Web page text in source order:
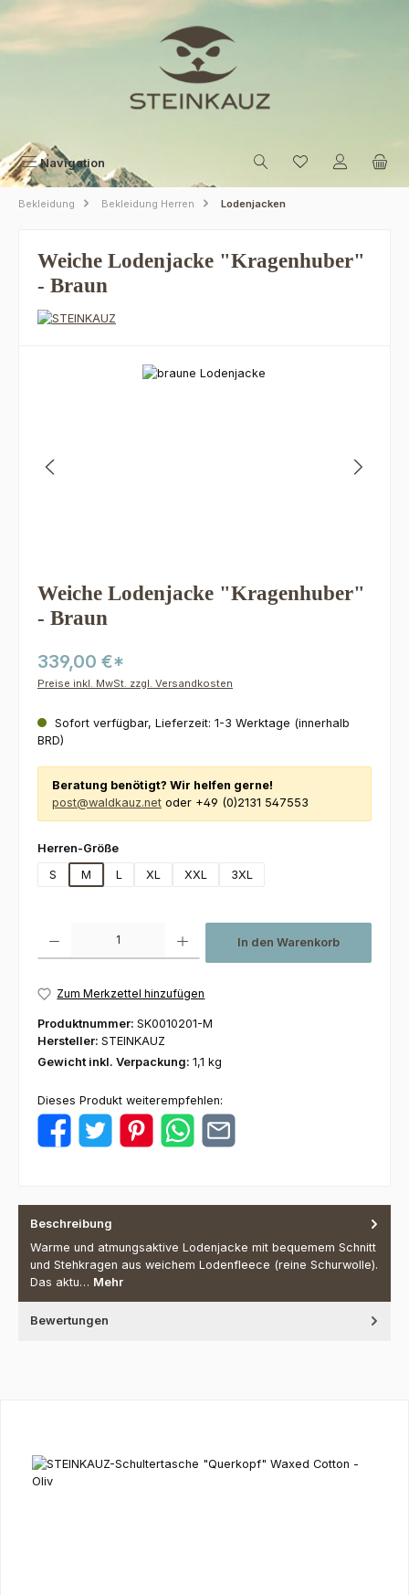
Zum Hauptinhalt springen
Navigation
Bekleidung Bekleidung Herren Lodenjacken
Weiche Lodenjacke "Kragenhuber"
- Braun
Bildergalerie überspringen
Weiche Lodenjacke "Kragenhuber"
- Braun
339,00 €*
Preise inkl. MwSt. zzgl. Versandkosten
Sofort verfügbar, Lieferzeit: 1-3 Werktage (innerhalb
BRD)
Beratung benötigt? Wir helfen gerne!
post@waldkauz.net oder +49 (0)2131 547553
Herren-Größeauswählen
S
M L XL XXL 3XL
In den Warenkorb
Zum Merkzettel hinzufügen
Produktnummer: SK0010201-M
Hersteller: STEINKAUZ
Gewicht inkl. Verpackung: 1,1 kg
Dieses Produkt weiterempfehlen:
Beschreibung
Warme und atmungsaktive Lodenjacke mit bequemem Schnitt
und Stehkragen aus weichem Lodenfleece (reine Schurwolle).
Das aktu… Mehr
Bewertungen